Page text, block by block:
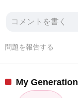
問題を報告する
My Generation